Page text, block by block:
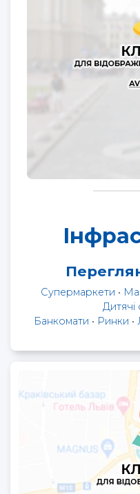
Супермаркети •
Дитячі
Банкомати • Ринки •